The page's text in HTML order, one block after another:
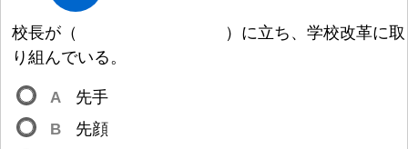
校長が （ ） に立ち、 学校改革に取
り 組 んでいる。
A 先手
B
先顔